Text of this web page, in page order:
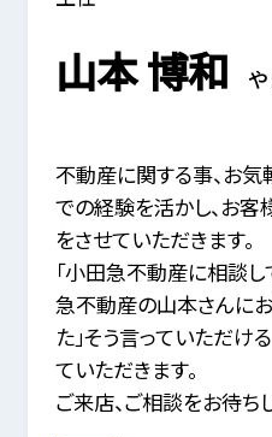
山本 博和
不動産に関する事、お気
での経験を活かし、お
をさせていただきます。
「小田急不動産に相談し
急不動産の山本さんに
た」そう言っていただけ
ていただきます。
ご来店、ご相談をお待ち